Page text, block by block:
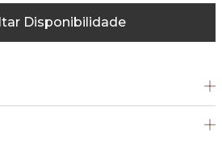
Disponibilidade